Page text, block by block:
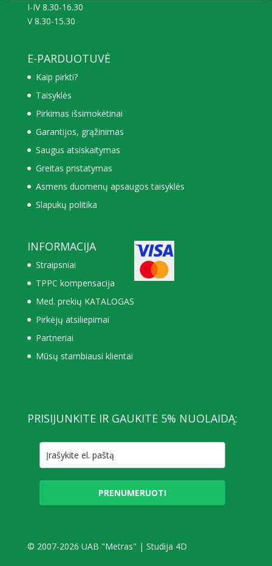
I-IV 8.30-16.30
V 8.30-15.30
E-PARDUOTUVĖ
Kaip pirkti?
Taisyklės
Pirkimas išsimokėtinai
Garantijos, grąžinimas
Saugus atsiskaitymas
Greitas pristatymas
Asmens duomenų apsaugos taisyklės
Slapukų politika
INFORMACIJA
Straipsniai
TPPC kompensacija
Med. prekių KATALOGAS
Pirkėjų atsiliepimai
Partneriai
Mūsų stambiausi klientai
PRISIJUNKITE IR GAUKITE 5% NUOLAIDĄ:
PRENUMERUOTI
© 2007-2026 UAB "Metras" | Studija 4D